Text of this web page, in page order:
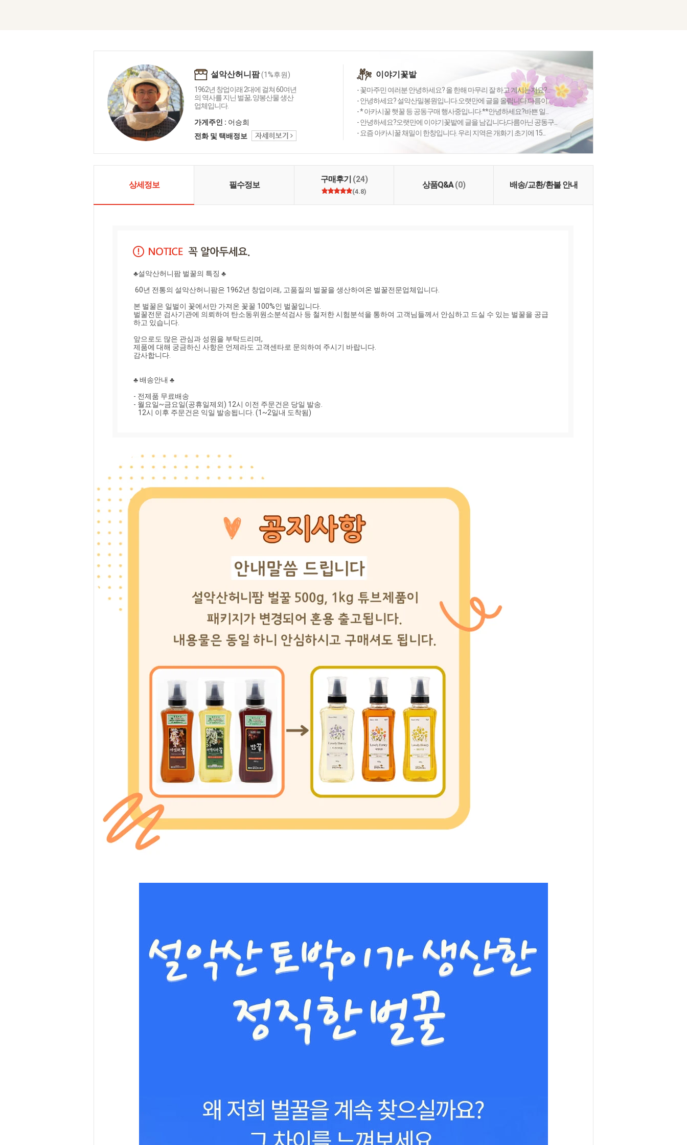
설악산허니팜(1%후원)
1962년 창업이래 2대에 걸쳐 60여년
의 역사를 지닌 벌꿀, 양봉산물 생산
업체입니다.
가게주인 : 어승희
전화 및 택배정보
이야기꽃밭
- 꽃마주민 여러분 안녕하세요? 올 한해 마무리 잘 하고 계시는지요?...
- 안녕하세요? 설악산밀봉원입니다.오랫만에 글을 올립니다.다름이...
- * 아카시꿀 햇꿀 등 공동구매 행사중입니다.**안녕하세요?바쁜 일...
- 안녕하세요?오랫만에 이야기꽃밭에 글을 남깁니다,다름아닌 공동구...
- 요즘 아카시꿀 채밀이 한창입니다. 우리 지역은 개화기 초기에 15...
상세정보 필수정보
구매후기 (24)
(4.8)
상품Q&A(0) 배송/교환/환불 안내
♣설악산허니팜 벌꿀의 특징 ♣
본 벌꿀은 일벌이 꽃에서만 가져온 꽃꿀 100%인 벌꿀입니다.
벌꿀전문 검사기관에 의뢰하여 탄소동위원소분석검사 등 철저한 시험분석을 통하여 고객님들께서 안심하고 드실 수 있는 벌꿀을 공급
하고 있습니다.
앞으로도 많은 관심과 성원을 부탁드리며,
제품에 대해 궁금하신 사항은 언제라도 고객센타로 문의하여 주시기 바랍니다.
감사합니다.
♣ 배송안내 ♣
- 전제품 무료배송
- 월요일~금요일(공휴일제외) 12시 이전 주문건은 당일 발송.
   12시 이후 주문건은 익일 발송됩니다. (1~2일내 도착됨)